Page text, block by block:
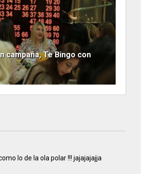
campaña, Te Bingo con
lo de la ola polar !!! jajajajajja